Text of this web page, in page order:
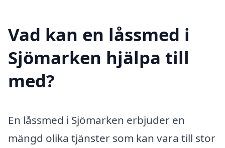
Vad kan en låssmed i
Sjömarken hjälpa till
med?
En låssmed i Sjömarken erbjuder en
mängd olika tjänster som kan vara till stor